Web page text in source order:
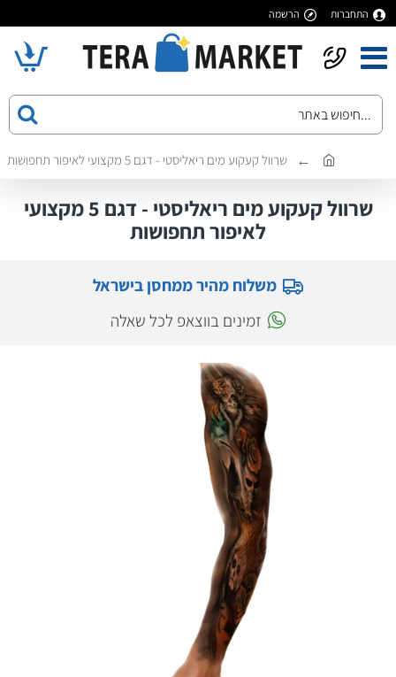
התחברות הרשמה
שרוול קעקוע מים ריאליסטי - דגם 5 מקצועי לאיפור תחפושות
שרוול קעקוע מים ריאליסטי - דגם 5 מקצועי
לאיפור תחפושות
משלוח מהיר ממחסן בישראל
זמינים בווצאפ לכל שאלה